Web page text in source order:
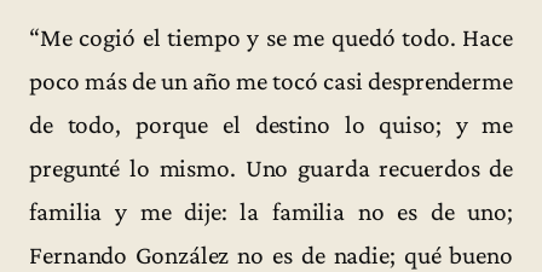
“Me cogió el tiempo y se me quedó todo. Hace
poco más de un año me tocó casi desprenderme
de todo, porque el destino lo quiso; y me
pregunté lo mismo. Uno guarda recuerdos de
familia y me dije: la familia no es de uno;
Fernando González no es de nadie; qué bueno